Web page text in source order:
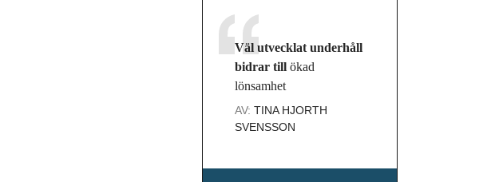
Väl utvecklat underhåll
bidrar till ökad
lönsamhet
AV: TINA HJORTH
SVENSSON